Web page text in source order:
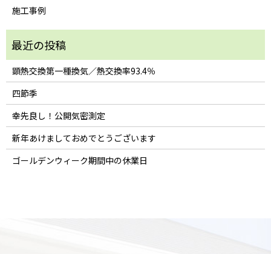
施工事例
顕熱交換第一種換気／熱交換率93.4％
四節季
幸先良し！公開気密測定
新年あけましておめでとうございます
ゴールデンウィーク期間中の休業日